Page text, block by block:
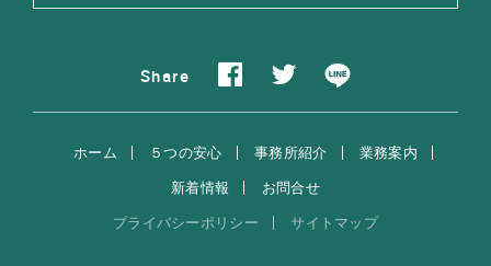
Share
ホーム ５つの安心 事務所紹介
業務案内
新着情報
お問合せ
プライバシーポリシー
サイトマップ